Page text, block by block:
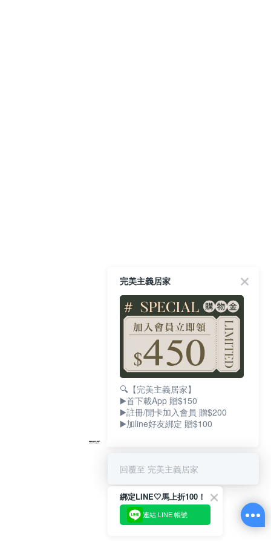
完美主義居家
🔍【完美主義居家】
▶️首下載App 贈$150
▶️註冊/開卡加入會員 贈$200
▶️加line好友綁定 贈$100
回覆至 完美主義居家
綁定LINE🤍馬上折100！
連結 LINE 帳號